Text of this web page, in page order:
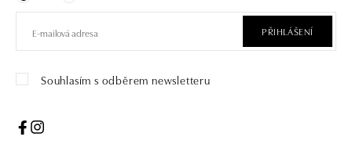
PŘIHLÁŠENÍ
Souhlasím s odběrem newsletteru